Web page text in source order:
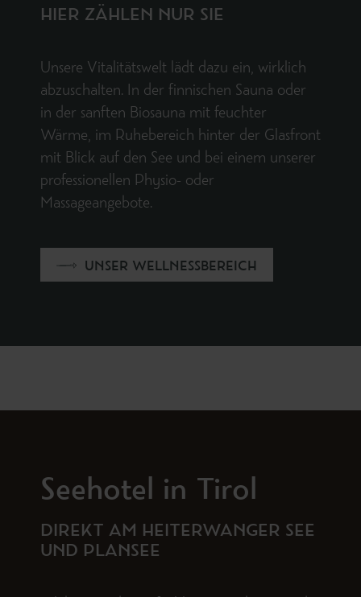
HIER ZÄHLEN NUR SIE
Unsere Vitalitätswelt lädt dazu ein, wirklich
abzuschalten. In der finnischen Sauna oder
in der sanften Biosauna mit feuchter
Wärme, im Ruhebereich hinter der Glasfront
mit Blick auf den See und bei einem unserer
professionellen Physio- oder
Massageangebote.
UNSER WELLNESSBEREICH
Seehotel in Tirol
DIREKT AM HEITERWANGER SEE
UND PLANSEE